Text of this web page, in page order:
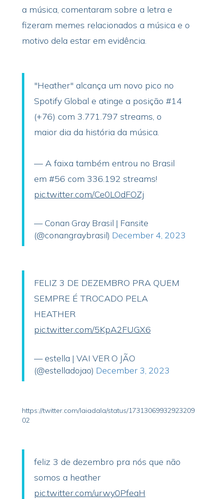
a música, comentaram sobre a letra e
fizeram memes relacionados a música e o
motivo dela estar em evidência.
"Heather" alcança um novo pico no
Spotify Global e atinge a posição #14
(+76) com 3.771.797 streams, o
maior dia da história da música.
— A faixa também entrou no Brasil
em #56 com 336.192 streams!
pic.twitter.com/Ce0LOdFOZj
— Conan Gray Brasil | Fansite
(@conangraybrasil) December 4, 2023
FELIZ 3 DE DEZEMBRO PRA QUEM
SEMPRE É TROCADO PELA
HEATHER
pic.twitter.com/5KpA2FUGX6
— estella | VAI VER O JÃO
(@estelladojao) December 3, 2023
https://twitter.com/laiadala/status/17313069932923209
02
feliz 3 de dezembro pra nós que não
somos a heather
pic.twitter.com/urwy0PfeaH